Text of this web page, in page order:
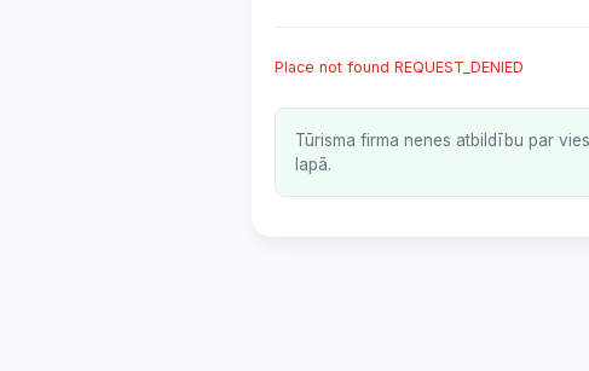
Place not found REQUEST_DENIED
Tūrisma firma nenes atbildību par
lapā.